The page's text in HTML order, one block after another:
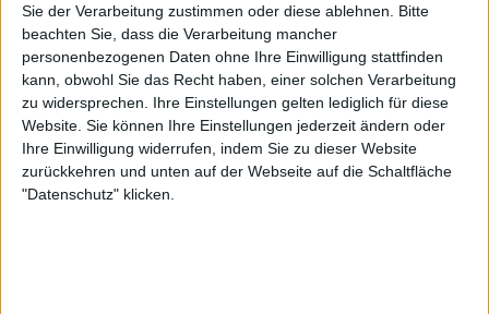
Sie der Verarbeitung zustimmen oder diese ablehnen.
Bitte
beachten Sie, dass die Verarbeitung mancher
personenbezogenen Daten ohne Ihre Einwilligung stattfinden
kann, obwohl Sie das Recht haben, einer solchen Verarbeitung
zu widersprechen. Ihre Einstellungen gelten lediglich für diese
Website. Sie können Ihre Einstellungen jederzeit ändern oder
Ihre Einwilligung widerrufen, indem Sie zu dieser Website
zurückkehren und unten auf der Webseite auf die Schaltfläche
"Datenschutz" klicken.
Galerie mit 7 Bildern: Fit For An Autopsy - Schlachthof Wiesbaden
2017